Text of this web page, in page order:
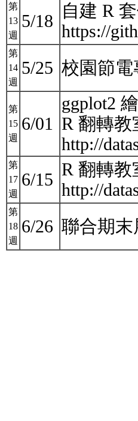
第
13
週
5/18 自建 R
https://
第
14
週
5/25 校園節
第
15
週
6/01
ggplot2
R 翻轉教
http://
第
17
週
6/15 R 翻轉教
http://
第
18
週
6/26 聯合期末